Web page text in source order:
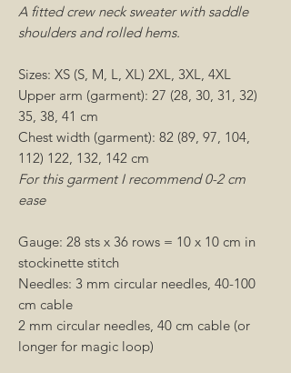
A fitted crew neck sweater with saddle
shoulders and rolled hems.
Sizes: XS (S, M, L, XL) 2XL, 3XL, 4XL
Upper arm (garment): 27 (28, 30, 31, 32)
35, 38, 41 cm
Chest width (garment): 82 (89, 97, 104,
112) 122, 132, 142 cm
For this garment I recommend 0-2 cm
ease
Gauge: 28 sts x 36 rows = 10 x 10 cm in
stockinette stitch
Needles: 3 mm circular needles, 40-100
cm cable
2 mm circular needles, 40 cm cable (or
longer for magic loop)